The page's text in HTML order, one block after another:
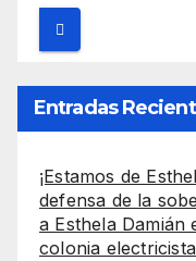
Entradas
¡Estamos de
defensa de la
a Esthela Damián
colonia electricista